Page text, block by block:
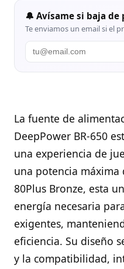
🔔 Avísame si baja de
Te enviamos un email si el
La fuente de
DeepPower BR-650
una experiencia de
una potencia máxima
80Plus Bronze, esta
energía necesaria
exigentes,
eficiencia. Su diseño
y la compatibilidad,